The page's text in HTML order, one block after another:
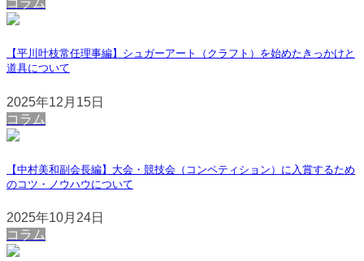
コラム
【平川叶枝常任理事編】シュガーアート（クラフト）を始めたきっかけと
道具について
2025年12月15日
コラム
【中村美和副会長編】大会・競技会（コンペティション）に入賞するため
のコツ・ノウハウについて
2025年10月24日
コラム